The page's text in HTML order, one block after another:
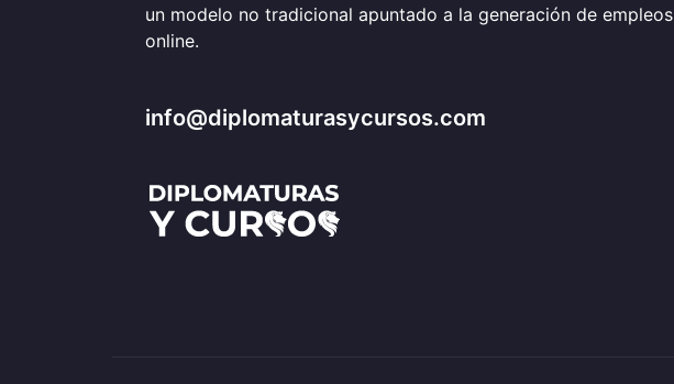
un modelo no tradicional apuntado a la generación de empleos
online.
info@diplomaturasycursos.com